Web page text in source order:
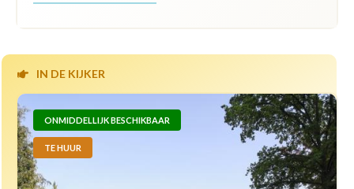
IN DE KIJKER
ONMIDDELLIJK BESCHIKBAAR
TE HUUR